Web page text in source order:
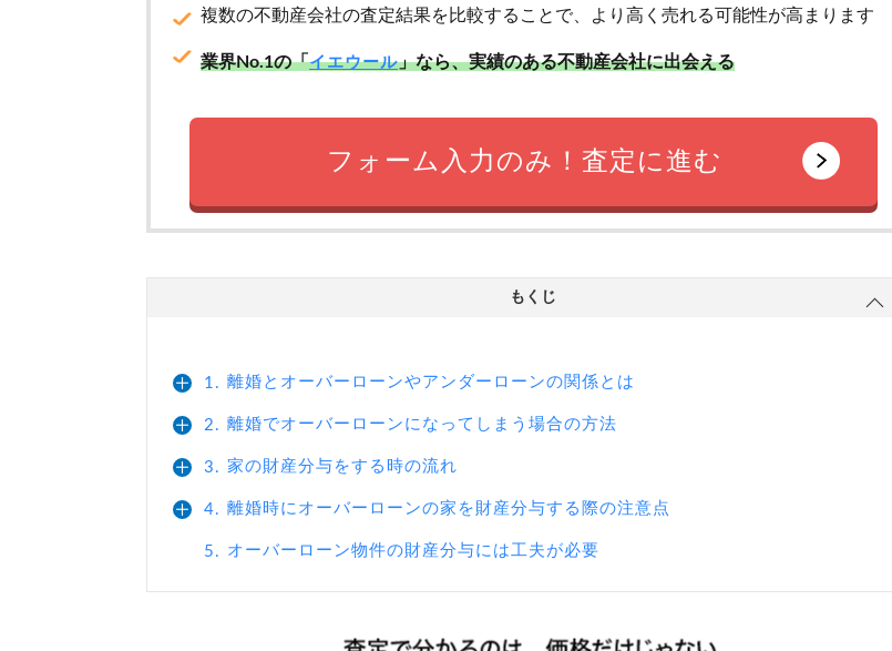
複数の不動産会社の査定結果を比較することで、より高く売れる可能性が高まります
業界No.1の「イエウール」なら、実績のある不動産会社に出会える
フォーム入力のみ！査定に進む
もくじ
1. 離婚とオーバーローンやアンダーローンの関係とは
2. 離婚でオーバーローンになってしまう場合の方法
3. 家の財産分与をする時の流れ
4. 離婚時にオーバーローンの家を財産分与する際の注意点
5. オーバーローン物件の財産分与には工夫が必要